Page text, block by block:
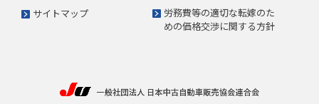
サイトマップ
労務費等の適切な転嫁のた
めの価格交渉に関する方針